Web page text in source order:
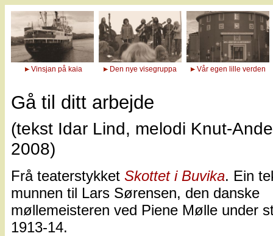
Vinsjan på kaia Den nye visegruppa Vår egen lille verden
Gå til ditt arbejde
(tekst Idar Lind, melodi Knut-
2008)
Frå teaterstykket Skottet i Buvika. Ein
munnen til Lars Sørensen, den danske
møllemeisteren ved Piene Mølle under
1913-14.